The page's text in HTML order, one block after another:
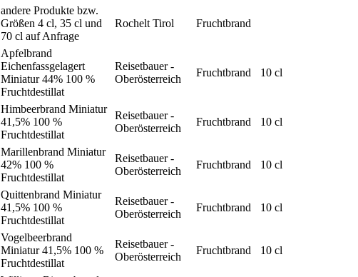
andere Produkte bzw.
Größen 4 cl, 35 cl und
70 cl auf Anfrage
Rochelt Tirol Fruchtbrand
Apfelbrand
Eichenfassgelagert
Miniatur 44% 100 %
Fruchtdestillat
Reisetbauer -
Oberösterreich
Fruchtbrand 10 cl
Himbeerbrand Miniatur
41,5% 100 %
Fruchtdestillat
Reisetbauer -
Oberösterreich
Fruchtbrand 10 cl
Marillenbrand Miniatur
42% 100 %
Fruchtdestillat
Reisetbauer -
Oberösterreich
Fruchtbrand 10 cl
Quittenbrand Miniatur
41,5% 100 %
Fruchtdestillat
Reisetbauer -
Oberösterreich
Fruchtbrand 10 cl
Vogelbeerbrand
Miniatur 41,5% 100 %
Fruchtdestillat
Reisetbauer -
Oberösterreich
Fruchtbrand 10 cl